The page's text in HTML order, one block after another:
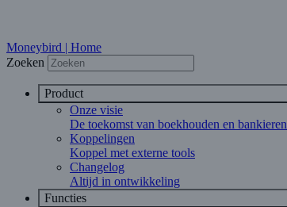
Moneybird | Home
Zoeken
Product
Onze visie
De toekomst van boekhouden en bankieren
Koppelingen
Koppel met externe tools
Changelog
Altijd in ontwikkeling
Functies